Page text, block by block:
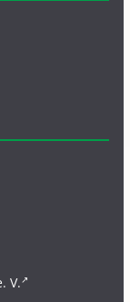
V.